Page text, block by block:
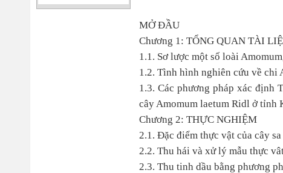
MỞ ĐẦU
Chương 1: TỔNG QUAN TÀI
1.1. Sơ lược một số loài
1.2. Tình hình nghiên cứu về chi
1.3. Các phương pháp xác định
cây Amomum laetum Ridl ở tỉnh
Chương 2: THỰC NGHIỆM
2.1. Đặc điểm thực vật của cây
2.2. Thu hái và xử lý mẫu thực
2.3. Thu tinh dầu bằng phương